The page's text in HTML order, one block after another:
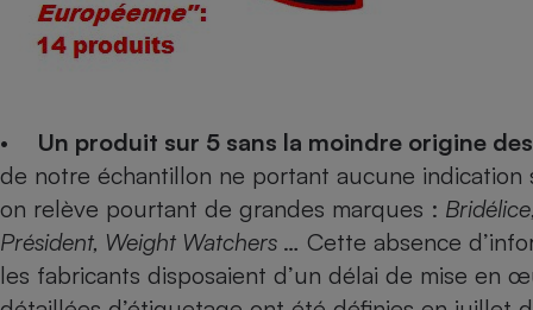
• Un produit sur 5 sans la moindre origine
de notre échantillon ne portant aucune indication
on relève pourtant de grandes marques :
Président, Weight Watchers … Cette absence
les fabricants disposaient d’un délai de mise en
Plaque de cuisson à
induction
Téléphone mobile -
Smartphone
Climatiseur -